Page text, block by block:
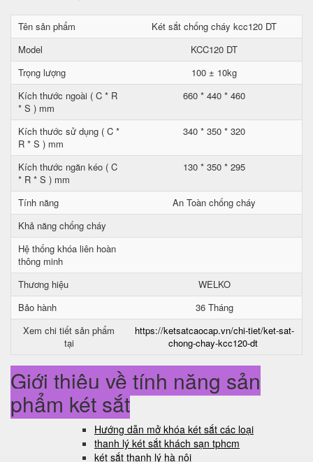
Tên sản phẩm
Két sắt chống cháy kcc120 DT
Model
KCC120 DT
Trọng lượng
100 ± 10kg
Kích thước ngoài ( C * R
* S ) mm
660 * 440 * 460
Kích thước sử dụng ( C *
R * S ) mm
340 * 350 * 320
Kích thước ngăn kéo ( C
* R * S ) mm
130 * 350 * 295
Tính năng
An Toàn chống cháy
Khả năng chống cháy
Hệ thống khóa liên hoàn
thông minh
Thương hiệu
WELKO
Bảo hành
36 Tháng
Xem chi tiết sản phẩm
tại
https://ketsatcaocap.vn/chi-tiet/ket-sat-
chong-chay-kcc120-dt
Giới thiệu về tính năng sản
phẩm két sắt
Hướng dẫn mở khóa két sắt các loại
thanh lý két sắt khách sạn tphcm
két sắt thanh lý hà nội